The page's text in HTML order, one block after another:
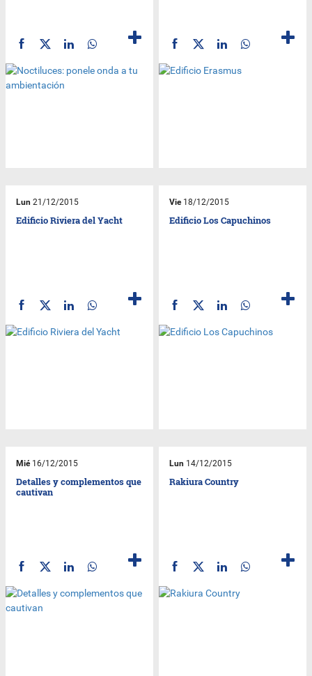
Lun 21/12/2015
Edificio Riviera del Yacht
Vie18/12/2015
Edificio Los Capuchinos
Mié16/12/2015
Detalles y complementos que
cautivan
Lun 14/12/2015
Rakiura Country